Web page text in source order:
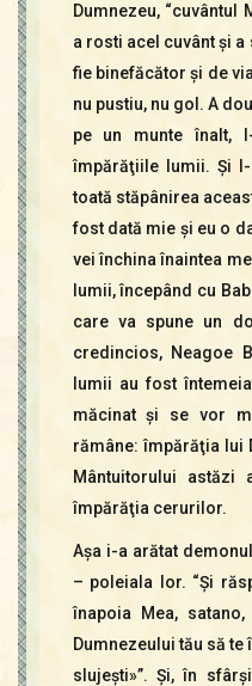
Dumnezeu, “cuvântul
a rosti acel cuvânt şi
fie binefăcător şi de
nu pustiu, nu gol. A
pe un munte înalt,
împărăţiile lumii. Şi
toată stăpânirea
fost dată mie şi eu o
vei închina înaintea
lumii, începând cu
care va spune un
credincios, Neagoe
lumii au fost
măcinat şi se vor
rămâne: împărăţia lui
Mântuitorului astăzi
împărăţia cerurilor.
Aşa i-a arătat
– poleiala lor. “Şi
înapoia Mea,
Dumnezeului tău să te
slujeşti»”. Şi, în